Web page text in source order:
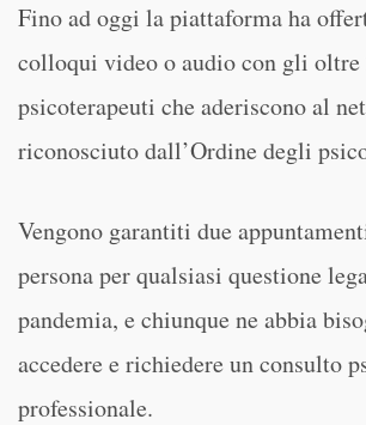
Fino ad oggi la piattaforma ha
colloqui video o audio con gli oltre
psicoterapeuti che aderiscono al
riconosciuto dall’Ordine degli
Vengono garantiti due
persona per qualsiasi questione
pandemia, e chiunque ne abbia
accedere e richiedere un consulto
professionale.